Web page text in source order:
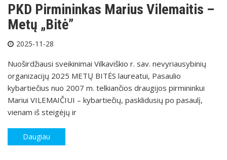
PKD Pirmininkas Marius Vilemaitis –
Metų „Bitė”
2025-11-28
Nuoširdžiausi sveikinimai Vilkaviškio r. sav. nevyriausybinių
organizacijų 2025 METŲ BITĖS laureatui, Pasaulio
kybartiečius nuo 2007 m. telkiančios draugijos pirmininkui
Mariui VILEMAIČIUI – kybartiečių, pasklidusių po pasaulį,
vienam iš steigėjų ir
Daugiau